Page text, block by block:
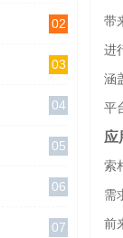
02
03
04
05
06
07
带
进
涵
平
应
索
需
前